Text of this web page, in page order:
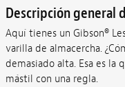
Descripción general
Aquí tienes un Gibson®
varilla de almacercha.
demasiado alta. Esa es la
mástil con una regla.